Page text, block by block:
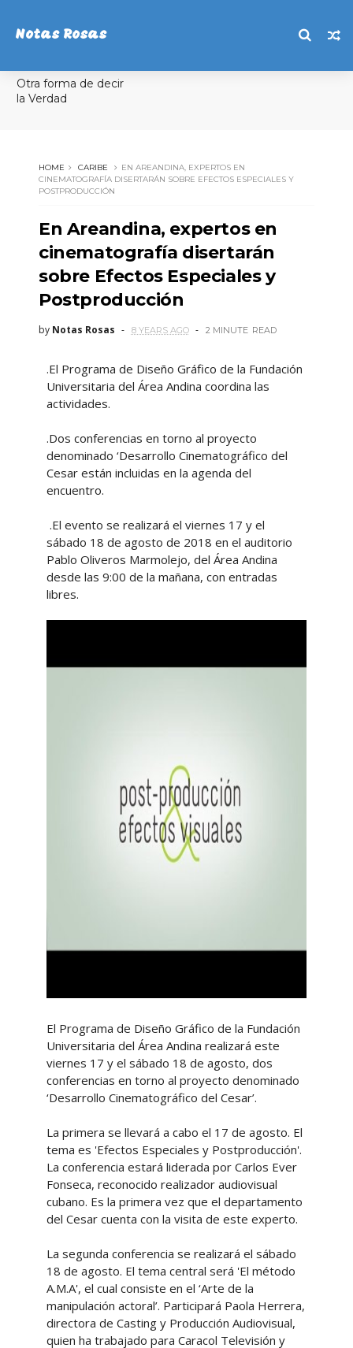
Notas Rosas
Otra forma de decir
la Verdad
HOME CARIBE
EN AREANDINA, EXPERTOS EN
CINEMATOGRAFÍA DISERTARÁN SOBRE EFECTOS ESPECIALES Y
POSTPRODUCCIÓN
En Areandina, expertos en
cinematografía disertarán
sobre Efectos Especiales y
Postproducción
by Notas Rosas 8 YEARS AGO 2 MINUTE READ
.El Programa de Diseño Gráfico de la Fundación
Universitaria del Área Andina coordina las
actividades.
.Dos conferencias en torno al proyecto
denominado ‘Desarrollo Cinematográfico del
Cesar están incluidas en la agenda del
encuentro.
.El evento se realizará el viernes 17 y el
sábado 18 de agosto de 2018 en el auditorio
Pablo Oliveros Marmolejo, del Área Andina
desde las 9:00 de la mañana, con entradas
libres.
El Programa de Diseño Gráfico de la Fundación
Universitaria del Área Andina realizará este
viernes 17 y el sábado 18 de agosto, dos
conferencias en torno al proyecto denominado
‘Desarrollo Cinematográfico del Cesar’.
La primera se llevará a cabo el 17 de agosto. El
tema es 'Efectos Especiales y Postproducción'.
La conferencia estará liderada por Carlos Ever
Fonseca, reconocido realizador audiovisual
cubano. Es la primera vez que el departamento
del Cesar cuenta con la visita de este experto.
La segunda conferencia se realizará el sábado
18 de agosto. El tema central será 'El método
A.M.A', el cual consiste en el ‘Arte de la
manipulación actoral’. Participará Paola Herrera,
directora de Casting y Producción Audiovisual,
quien ha trabajado para Caracol Televisión y